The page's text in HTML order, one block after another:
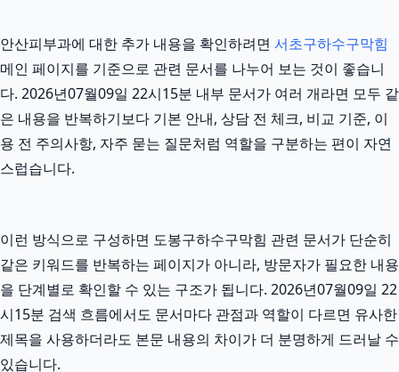
안산피부과에 대한 추가 내용을 확인하려면 서초구하수구막힘
메인 페이지를 기준으로 관련 문서를 나누어 보는 것이 좋습니
다. 2026년07월09일 22시15분 내부 문서가 여러 개라면 모두 같
은 내용을 반복하기보다 기본 안내, 상담 전 체크, 비교 기준, 이
용 전 주의사항, 자주 묻는 질문처럼 역할을 구분하는 편이 자연
스럽습니다.
이런 방식으로 구성하면 도봉구하수구막힘 관련 문서가 단순히
같은 키워드를 반복하는 페이지가 아니라, 방문자가 필요한 내용
을 단계별로 확인할 수 있는 구조가 됩니다. 2026년07월09일 22
시15분 검색 흐름에서도 문서마다 관점과 역할이 다르면 유사한
제목을 사용하더라도 본문 내용의 차이가 더 분명하게 드러날 수
있습니다.